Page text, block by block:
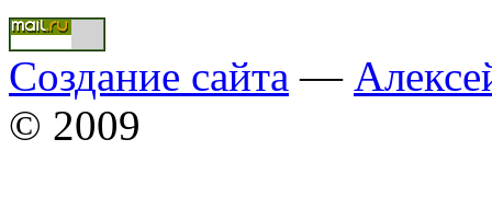
Создание сайта —
© 2009